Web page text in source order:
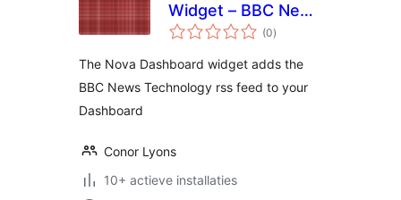
Widget – BBC News
– Technology
(0totaal
waarderingen
)
The Nova Dashboard widget adds the
BBC News Technology rss feed to your
Dashboard
Conor Lyons
10+ actieve installaties